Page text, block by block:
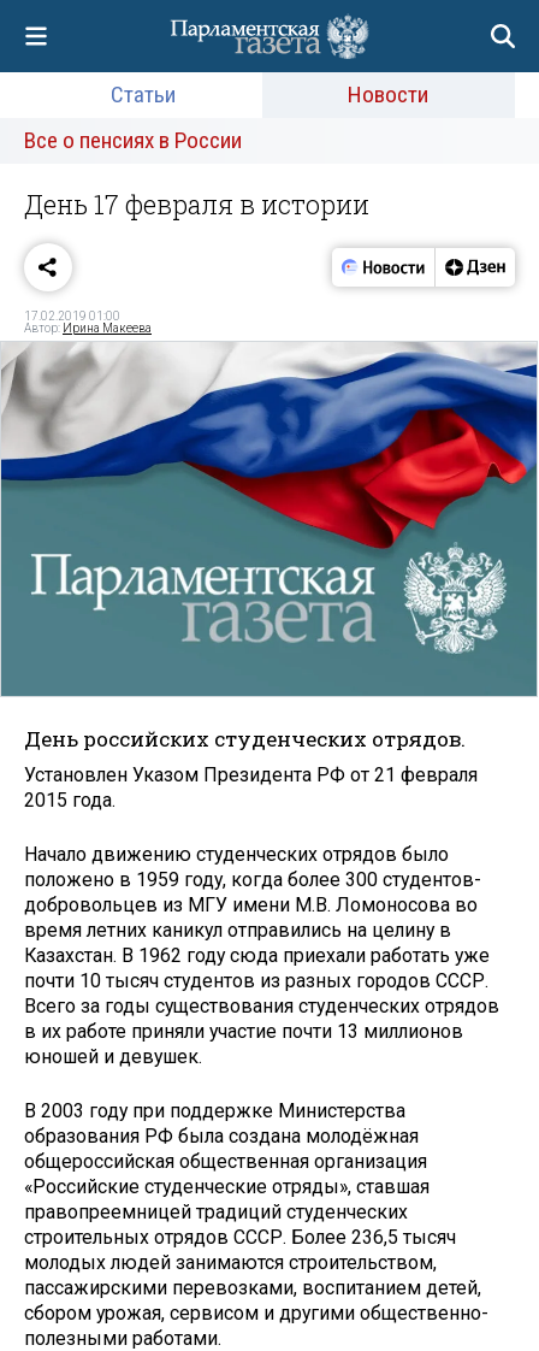
Статьи
Новости
Все о пенсиях в России
День 17 февраля в истории
17.02.2019 01:00
Автор: Ирина Макеева
День российских студенческих отрядов.
Установлен Указом Президента РФ от 21 февраля
2015 года.
Начало движению студенческих отрядов было
положено в 1959 году, когда более 300 студентов-
добровольцев из МГУ имени М.В. Ломоносова во
время летних каникул отправились на целину в
Казахстан. В 1962 году сюда приехали работать уже
почти 10 тысяч студентов из разных городов СССР.
Всего за годы существования студенческих отрядов
в их работе приняли участие почти 13 миллионов
юношей и девушек.
В 2003 году при поддержке Министерства
образования РФ была создана молодёжная
общероссийская общественная организация
«Российские студенческие отряды», ставшая
правопреемницей традиций студенческих
строительных отрядов СССР. Более 236,5 тысяч
молодых людей занимаются строительством,
пассажирскими перевозками, воспитанием детей,
сбором урожая, сервисом и другими общественно-
полезными работами.